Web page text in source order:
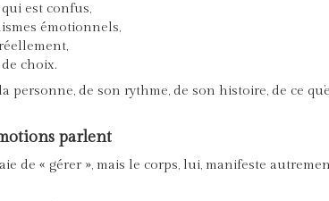
est confus,
émotionnels,
choix.
personne, de son rythme, de son histoire, de ce
parlent
de « gérer », mais le corps, lui, manifeste